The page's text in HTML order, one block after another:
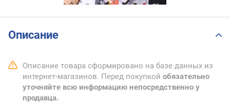
Описание
Описание товара сформировано на базе данных из
интернет-магазинов. Перед покупкой обязательно
уточняйте всю информацию непосредственно у
продавца.